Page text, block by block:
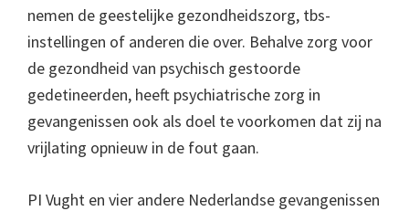
nemen de geestelijke gezondheidszorg, tbs-
instellingen of anderen die over. Behalve zorg voor
de gezondheid van psychisch gestoorde
gedetineerden, heeft psychiatrische zorg in
gevangenissen ook als doel te voorkomen dat zij na
vrijlating opnieuw in de fout gaan.
PI Vught en vier andere Nederlandse gevangenissen